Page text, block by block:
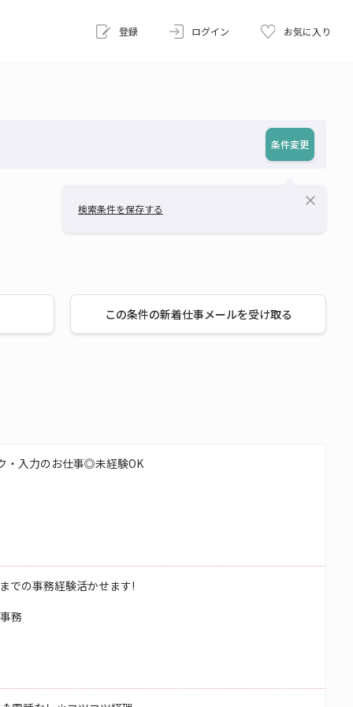
登録 ログイン お気に入り
条件変更
検索条件を保存する
close
この条件の新着仕事メールを受け取る
・入力のお仕事◎未経験OK
での事務経験活かせます!
務